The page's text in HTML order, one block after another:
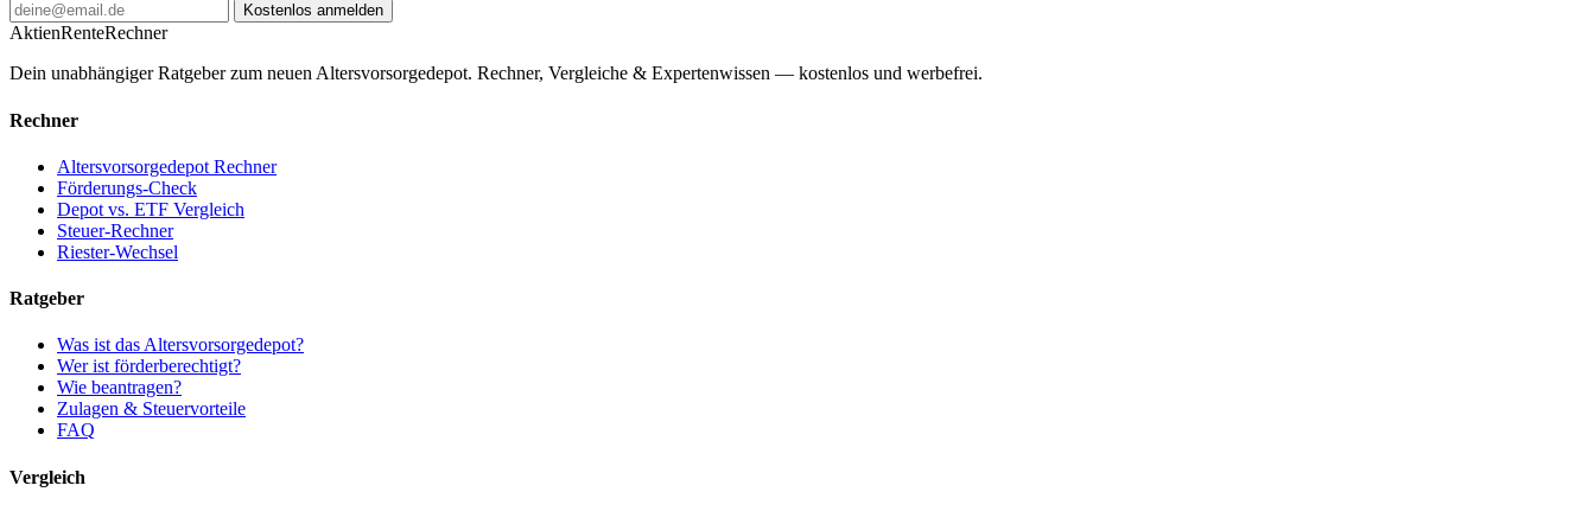
Kostenlos anmelden
AktienRenteRechner
Dein unabhängiger Ratgeber zum neuen Altersvorsorgedepot. Rechner, Vergleiche & Expertenwissen — kostenlos und werbefrei.
Rechner
Altersvorsorgedepot Rechner
Förderungs-Check
Depot vs. ETF Vergleich
Steuer-Rechner
Riester-Wechsel
Ratgeber
Was ist das Altersvorsorgedepot?
Wer ist förderberechtigt?
Wie beantragen?
Zulagen & Steuervorteile
FAQ
Vergleich